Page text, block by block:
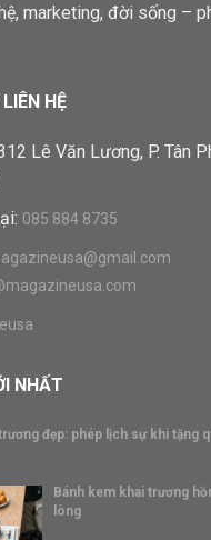
marketing, đời sống –
HỆ
Lê Văn Lương, P. Tân
085 884 8735
NHẤT
đẹp: phép lịch sự khi tặng
Bánh kem khai trương
lòng